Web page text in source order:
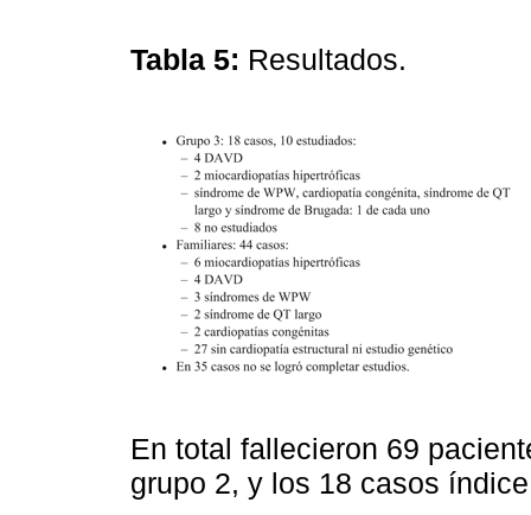
Tabla 5: Resultados.
En total fallecieron 69
grupo 2, y los 18 casos